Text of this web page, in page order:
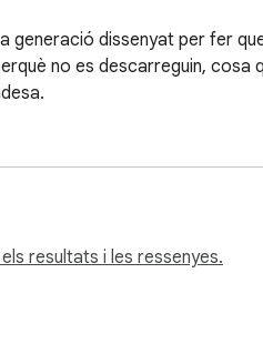
generació dissenyat per fer
no es descarreguin, cosa
els anuncis de vídeo pre-
de
senzilla i elegant us permet
resultats i les ressenyes.